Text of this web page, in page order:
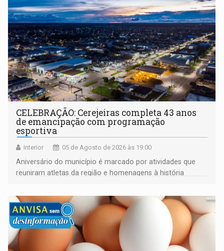
CELEBRAÇÃO: Cerejeiras completa 43 anos
de emancipação com programação
esportiva
Interior 05 de Agosto de 2026 às 19:00
Aniversário do município é marcado por atividades que
reuniram atletas da região e homenagens à história